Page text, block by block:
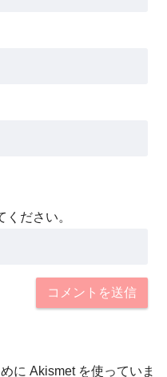
ください。
に Akismet を使っていま